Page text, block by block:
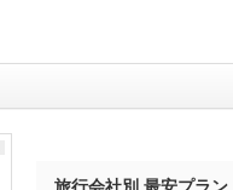
旅行会社別 最安プラン